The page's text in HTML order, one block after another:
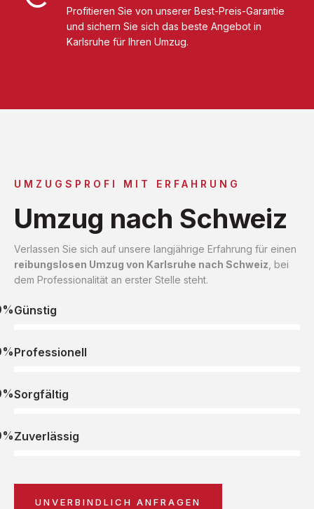
Profitieren Sie von unserer Best-Preis-Garantie
und sichern Sie sich das beste Angebot in
Karlsruhe für Ihren Umzug.
UMZUGSPROFI MIT ERFAHRUNG
Umzug nach Schweiz
Verlassen Sie sich auf unsere langjährige Erfahrung für einen
reibungslosen Umzug von Karlsruhe nach Schweiz , bei
dem Professionalität an erster Stelle steht.
Günstig
Professionell
Sorgfältig
Zuverlässig
UNVERBINDLICH ANFRAGEN